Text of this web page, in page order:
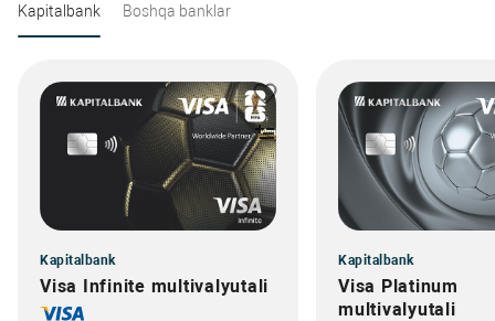
Kapitalbank Boshqa banklar
Kapitalbank
Visa Infinite multivalyutali
Kapitalbank
Visa Platinum
multivalyutali